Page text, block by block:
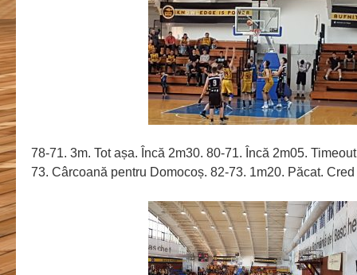
78-71. 3m. Tot așa. Încă 2m30. 80-71. Încă 2m05.
73. Cârcoană pentru Domocoș. 82-73. 1m20. Păcat.